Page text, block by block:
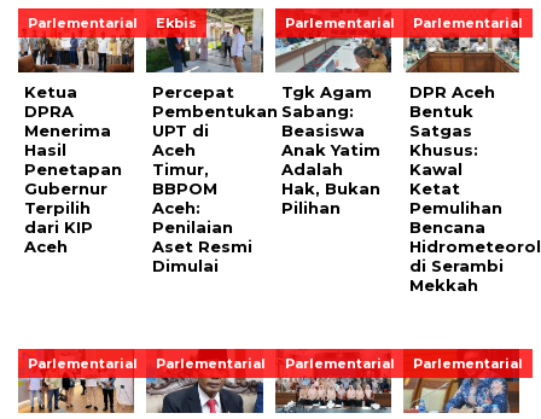
Parlementarial
Ketua
DPRA
Menerima
Hasil
Penetapan
Gubernur
Terpilih
dari KIP
Aceh
Ekbis
Percepat
Pembentukan
UPT di
Aceh
Timur,
BBPOM
Aceh:
Penilaian
Aset Resmi
Dimulai
Parlementarial
Tgk Agam
Sabang:
Beasiswa
Anak Yatim
Adalah
Hak, Bukan
Pilihan
Parlementarial
DPR Aceh
Bentuk
Satgas
Khusus:
Kawal
Ketat
Pemulihan
Bencana
di Serambi
Mekkah
Parlementarial Parlementarial Parlementarial Parlementarial